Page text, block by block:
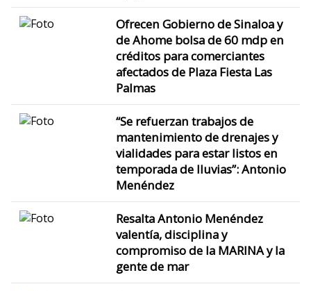
Ofrecen Gobierno de Sinaloa y
de Ahome bolsa de 60 mdp en
créditos para comerciantes
afectados de Plaza Fiesta Las
Palmas
“Se refuerzan trabajos de
mantenimiento de drenajes y
vialidades para estar listos en
temporada de lluvias”: Antonio
Menéndez
Resalta Antonio Menéndez
valentía, disciplina y
compromiso de la MARINA y la
gente de mar